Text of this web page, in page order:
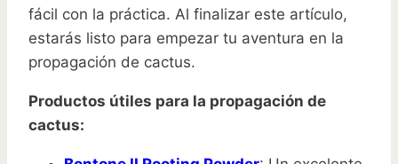
fácil con la práctica. Al finalizar este artículo,
estarás listo para empezar tu aventura en la
propagación de cactus.
Productos útiles para la propagación de
cactus: